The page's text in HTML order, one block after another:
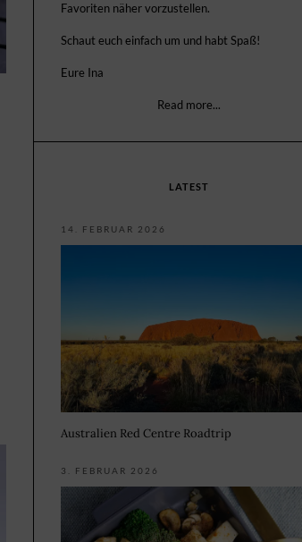
Favoriten näher vorzustellen.
Schaut euch einfach um und habt Spaß!
Eure Ina
Read more...
LATEST
14. FEBRUAR 2026
Australien Red Centre Roadtrip
3. FEBRUAR 2026